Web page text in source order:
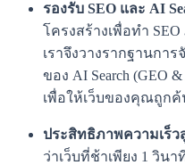
รองรับ SEO และ AI
โครงสร้างเพื่อทำ
เราจึงวางรากฐานกา
ของ AI Search (GEO
เพื่อให้เว็บของคุณถูกค้
ประสิทธิภาพความเร็ว
ว่าเว็บที่ช้าเพียง 1 วิน